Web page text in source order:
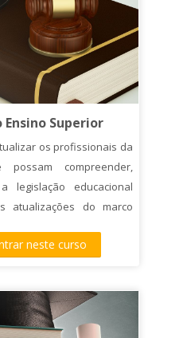
Superior
os profissionais da
compreender,
legislação educacional
atualizações do marco
práticas para o
às mudanças no
neste curso